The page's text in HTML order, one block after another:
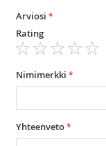
Arviosi
Rating
star
stars
stars
stars
stars
Nimimerkki
Yhteenveto